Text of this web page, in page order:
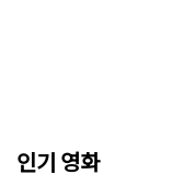
인기 영화